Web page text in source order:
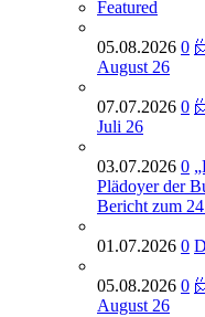
Featured
05.08.2026 0
August 26
07.07.2026 0
Juli 26
03.07.2026 0
Plädoyer der
Bericht zum
01.07.2026 0
05.08.2026 0
August 26